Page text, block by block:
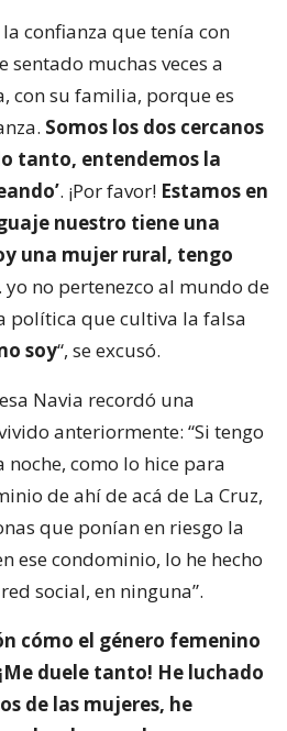
la confianza que tenía con
sentado muchas veces a
con su familia, porque es
Somos los dos cercanos
tanto, entendemos la
. ¡Por favor! Estamos en
nuestro tiene una
una mujer rural, tengo
no pertenezco al mundo de
política que cultiva la falsa
soy“, se excusó.
Navia recordó una
anteriormente: “Si tengo
como lo hice para
de ahí de acá de La Cruz,
que ponían en riesgo la
ese condominio, lo he hecho
social, en ninguna”.
cómo el género femenino
duele tanto! He luchado
de las mujeres, he